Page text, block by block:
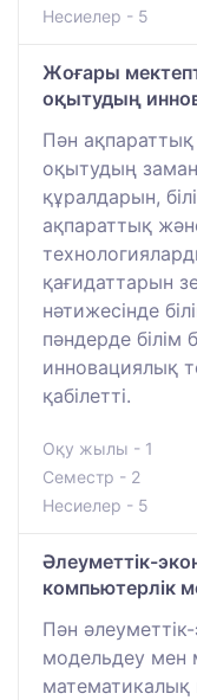
Несиелер - 5
Жоғары
оқытудың
Пән
оқытудың
құралдарын,
ақпараттық
қағидаттарын
нәтижесінде
пәндерде білім
инновациялық
қабілетті.
Оқу жылы - 1
Семестр - 2
Несиелер - 5
Әлеуметтік-
компьютерлік
Пән
модельдеу мен